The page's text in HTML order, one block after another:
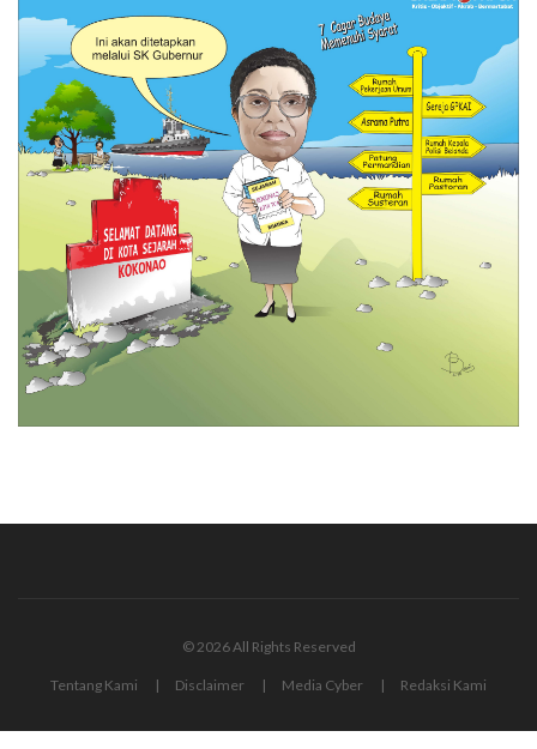
© 2026 All Rights Reserved
Tentang Kami Disclaimer Media Cyber Redaksi Kami